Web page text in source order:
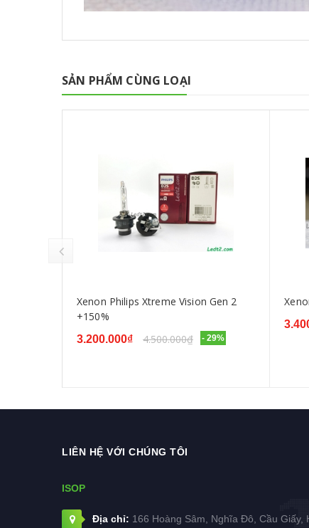
SẢN PHẨM CÙNG LOẠI
Xenon Philips Xtreme Vision Gen 2
+150%
3.200.000₫ 4.500.000₫ - 29%
prev
LIÊN HỆ VỚI CHÚNG TÔI
ISOP
Địa chỉ: 166 Hoàng Sâm, Nghĩa Đô, Cầu Giấy,